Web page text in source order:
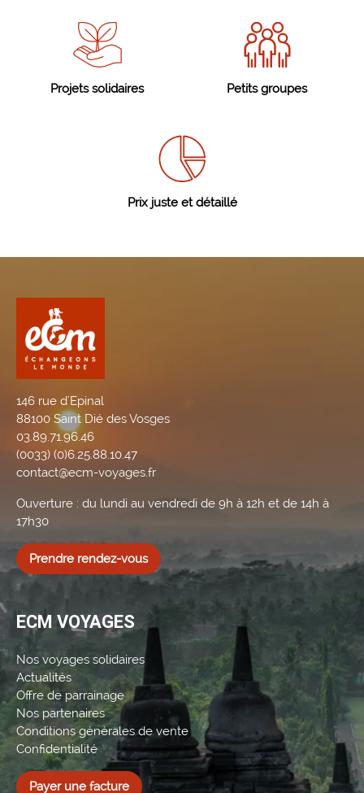
Projets solidaires Petits groupes
Prix juste et détaillé
146 rue d'Epinal
88100 Saint Dié des Vosges
03.89.71.96.46
(0033) (0)6.25.88.10.47
contact@ecm-voyages.fr
Ouverture : du lundi au vendredi de 9h à 12h et de 14h à
17h30
Prendre rendez-vous
ECM VOYAGES
Nos voyages solidaires
Actualités
Offre de parrainage
Nos partenaires
Conditions générales de vente
Confidentialité
Payer une facture